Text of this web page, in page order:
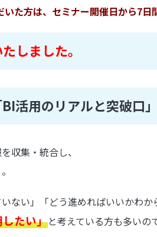
た方は、セミナー開催日から7日
しました。
活用のリアルと突破口」
収集・統合し、
ない」「どう進めればいいかわか
たい」と考えている方も多いの